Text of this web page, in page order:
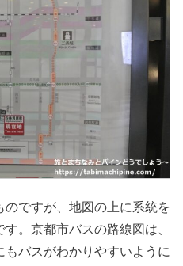
ですが、地図の上に系統を
。京都市バスの路線図は、
バスがわかりやすいように